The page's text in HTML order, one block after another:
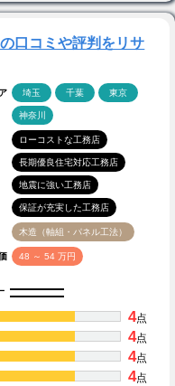
口コミや評判をリサ
埼玉 千葉 東京
神奈川
ローコストな工務店
長期優良住宅対応工務店
地震に強い工務店
保証が充実した工務店
木造（軸組・パネル工法）
48 ～ 54 万円
4点
4点
4点
4点